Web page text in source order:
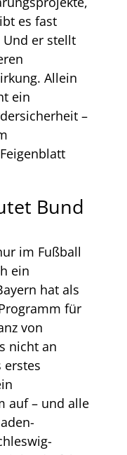
es fast
Und er stellt
Allein
ein
–
Bund
im Fußball
ein
hat als
für
von
nicht an
erstes
auf – und alle